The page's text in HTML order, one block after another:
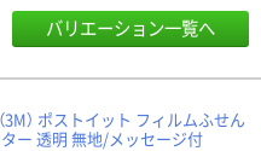
バリエーション一覧へ
3M） ポストイット フィルムふせん
ー 透明 無地/メッセージ付